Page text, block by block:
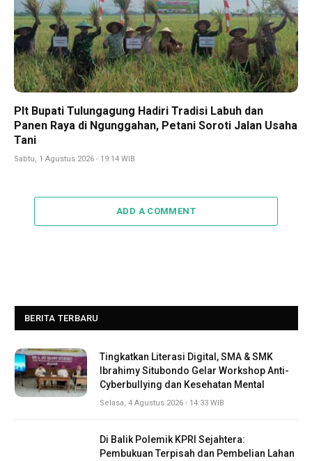
Plt Bupati Tulungagung Hadiri Tradisi Labuh dan
Panen Raya di Ngunggahan, Petani Soroti Jalan Usaha
Tani
Sabtu, 1 Agustus 2026 - 19:14 WIB
ADD A COMMENT
BERITA TERBARU
Tingkatkan Literasi Digital, SMA & SMK
Ibrahimy Situbondo Gelar Workshop Anti-
Cyberbullying dan Kesehatan Mental
Selasa, 4 Agustus 2026 - 14:33 WIB
Di Balik Polemik KPRI Sejahtera:
Pembukuan Terpisah dan Pembelian Lahan